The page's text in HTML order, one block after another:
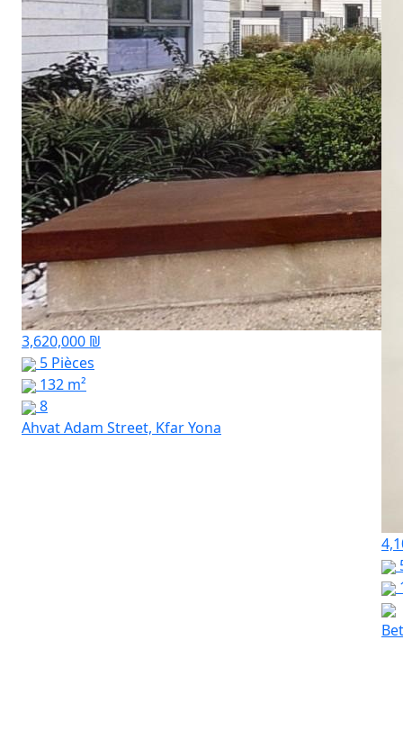
3,620,000 ₪
5 Pièces
132 m²
8
Ahvat Adam Street, Kfar Yona